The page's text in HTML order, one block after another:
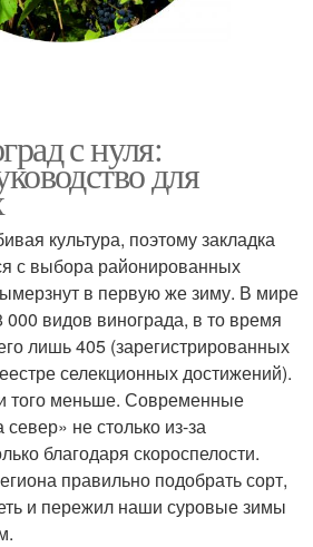
с нуля:
для
культура, поэтому закладка
с выбора районированных
в первую же зиму. В мире
видов винограда, в то время
лишь 405 (зарегистрированных
селекционных достижений).
того меньше. Современные
не столько из-за
благодаря скороспелости.
правильно подобрать сорт,
и пережил наши суровые зимы